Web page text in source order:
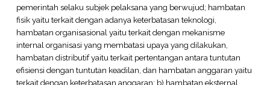
pemerintah selaku subjek pelaksana yang berwujud; hambatan
fisik yaitu terkait dengan adanya keterbatasan teknologi,
hambatan organisasional yaitu terkait dengan mekanisme
internal organisasi yang membatasi upaya yang dilakukan,
hambatan distributif yaitu terkait pertentangan antara tuntutan
efisiensi dengan tuntutan keadilan, dan hambatan anggaran yaitu
terkait dengan keterbatasan anggaran; b) hambatan eksternal